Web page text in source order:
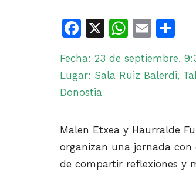
Facebook
X Email
Fecha: 23 de septiembre.
Lugar: Sala Ruiz Balerdi,
Donostia
Malen Etxea y Haurralde
organizan una jornada con
de compartir reflexiones y